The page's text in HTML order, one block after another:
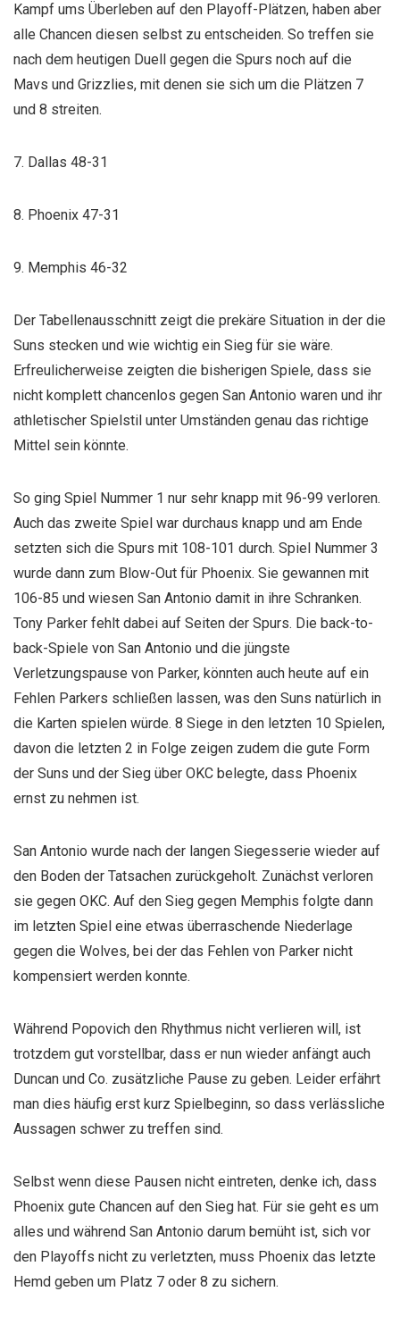
Kampf ums Überleben auf den Playoff-Plätzen, haben aber
alle Chancen diesen selbst zu entscheiden. So treffen sie
nach dem heutigen Duell gegen die Spurs noch auf die
Mavs und Grizzlies, mit denen sie sich um die Plätzen 7
und 8 streiten.
7. Dallas 48-31
8. Phoenix 47-31
9. Memphis 46-32
Der Tabellenausschnitt zeigt die prekäre Situation in der die
Suns stecken und wie wichtig ein Sieg für sie wäre.
Erfreulicherweise zeigten die bisherigen Spiele, dass sie
nicht komplett chancenlos gegen San Antonio waren und ihr
athletischer Spielstil unter Umständen genau das richtige
Mittel sein könnte.
So ging Spiel Nummer 1 nur sehr knapp mit 96-99 verloren.
Auch das zweite Spiel war durchaus knapp und am Ende
setzten sich die Spurs mit 108-101 durch. Spiel Nummer 3
wurde dann zum Blow-Out für Phoenix. Sie gewannen mit
106-85 und wiesen San Antonio damit in ihre Schranken.
Tony Parker fehlt dabei auf Seiten der Spurs. Die back-to-
back-Spiele von San Antonio und die jüngste
Verletzungspause von Parker, könnten auch heute auf ein
Fehlen Parkers schließen lassen, was den Suns natürlich in
die Karten spielen würde. 8 Siege in den letzten 10 Spielen,
davon die letzten 2 in Folge zeigen zudem die gute Form
der Suns und der Sieg über OKC belegte, dass Phoenix
ernst zu nehmen ist.
San Antonio wurde nach der langen Siegesserie wieder auf
den Boden der Tatsachen zurückgeholt. Zunächst verloren
sie gegen OKC. Auf den Sieg gegen Memphis folgte dann
im letzten Spiel eine etwas überraschende Niederlage
gegen die Wolves, bei der das Fehlen von Parker nicht
kompensiert werden konnte.
Während Popovich den Rhythmus nicht verlieren will, ist
trotzdem gut vorstellbar, dass er nun wieder anfängt auch
Duncan und Co. zusätzliche Pause zu geben. Leider erfährt
man dies häufig erst kurz Spielbeginn, so dass verlässliche
Aussagen schwer zu treffen sind.
Selbst wenn diese Pausen nicht eintreten, denke ich, dass
Phoenix gute Chancen auf den Sieg hat. Für sie geht es um
alles und während San Antonio darum bemüht ist, sich vor
den Playoffs nicht zu verletzten, muss Phoenix das letzte
Hemd geben um Platz 7 oder 8 zu sichern.